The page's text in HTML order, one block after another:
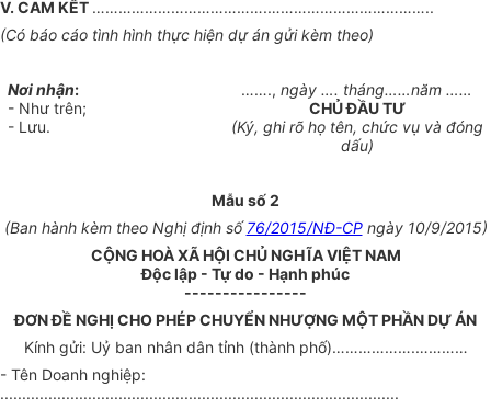
V. CAM KẾT ………………………………….………………………………..
(Có báo cáo tình hình thực hiện dự án gửi kèm theo)
Nơi nhận:
- Như trên;
- Lưu.
……., ngày …. tháng……năm ……
CHỦ ĐẦU TƯ
(Ký, ghi rõ họ tên, chức vụ và đóng
dấu)
Mẫu số 2
(Ban hành kèm theo Nghị định số76/2015/NĐ-CPngày 10/9/2015)
CỘNG HOÀ XÃ HỘI CHỦ NGHĨA VIỆT NAM
Độc lập - Tự do - Hạnh phúc
----------------
ĐƠN ĐỀ NGHỊ CHO PHÉP CHUYỂN NHƯỢNG MỘT PHẦN DỰ ÁN
Kính gửi: Uỷ ban nhân dân tỉnh (thành phố)……………….…………
- Tên Doanh nghiệp:
...........................................................................................